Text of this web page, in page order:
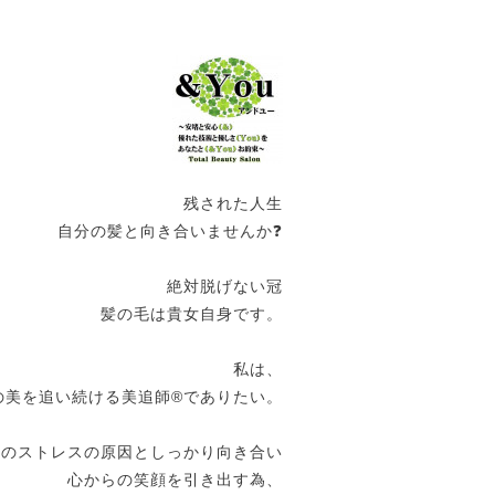
残された人生
自分の髪と向き合いませんか❓
絶対脱げない冠
髪の毛は貴女自身です。
私は、
美を追い続ける美追師®️でありたい。
ストレスの原因としっかり向き合い
心からの笑顔を引き出す為、